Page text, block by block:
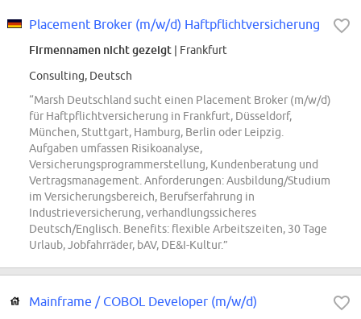
Placement Broker (m/w/d) Haftpflichtversicherung
Firmennamen nicht gezeigt | Frankfurt
Consulting, Deutsch
“Marsh Deutschland sucht einen Placement Broker (m/w/d)
für Haftpflichtversicherung in Frankfurt, Düsseldorf,
München, Stuttgart, Hamburg, Berlin oder Leipzig.
Aufgaben umfassen Risikoanalyse,
Versicherungsprogrammerstellung, Kundenberatung und
Vertragsmanagement. Anforderungen: Ausbildung/Studium
im Versicherungsbereich, Berufserfahrung in
Industrieversicherung, verhandlungssicheres
Deutsch/Englisch. Benefits: flexible Arbeitszeiten, 30 Tage
Urlaub, Jobfahrräder, bAV, DE&I-Kultur.”
Mainframe / COBOL Developer (m/w/d)